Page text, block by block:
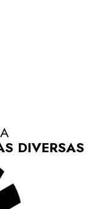
DIVERSAS